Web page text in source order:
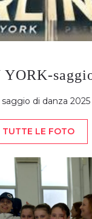
YORK-
di danza 2025
TUTTE LE FOTO